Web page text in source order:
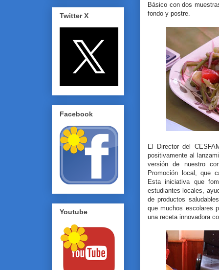
Básico con dos
fondo y postre.
El Director del
positivamente al
versión de nuestro
Promoción local, que
Esta iniciativa que
estudiantes locales,
de productos
que muchos escolares
una receta innovadora
Twitter X
Facebook
Youtube